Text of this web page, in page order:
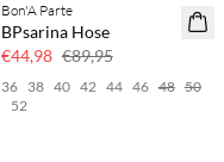
50 % Rabatt
Bon'A Parte
BPsarina Hose
€44,98 €89,95
36 38 40 42 44 46 48 50
52